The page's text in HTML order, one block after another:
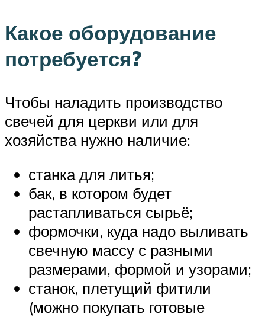
Какое оборудование
потребуется?
Чтобы наладить производство
свечей для церкви или для
хозяйства нужно наличие:
станка для литья;
бак, в котором будет
растапливаться сырьё;
формочки, куда надо выливать
свечную массу с разными
размерами, формой и узорами;
станок, плетущий фитили
(можно покупать готовые